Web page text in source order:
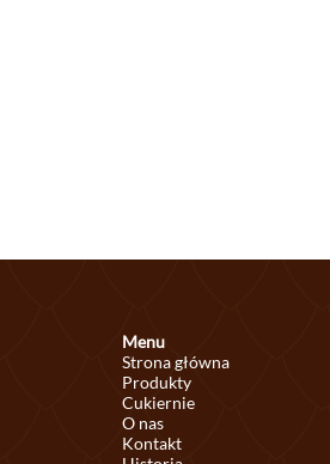
Menu
Strona główna
Produkty
Cukiernie
O nas
Kontakt